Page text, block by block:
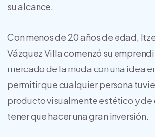
su alcance.
Con menos de 20 años de edad,
Vázquez Villa comenzó su
mercado de la moda con una idea
permitir que cualquier persona
producto visualmente estético y de
tener que hacer una gran inversión.